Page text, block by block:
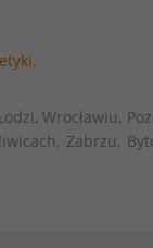
Wrocławiu,
Zabrzu,